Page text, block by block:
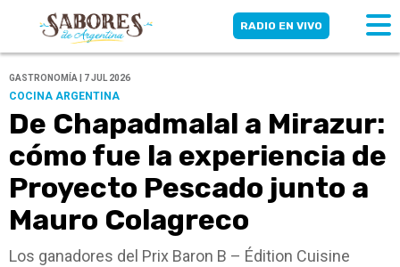
RADIO EN VIVO
GASTRONOMÍA | 7 JUL 2026
COCINA ARGENTINA
De Chapadmalal a Mirazur:
cómo fue la experiencia de
Proyecto Pescado junto a
Mauro Colagreco
Los ganadores del Prix Baron B – Édition Cuisine